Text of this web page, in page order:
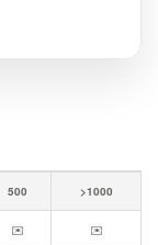
500 >1000
✉️ ✉️